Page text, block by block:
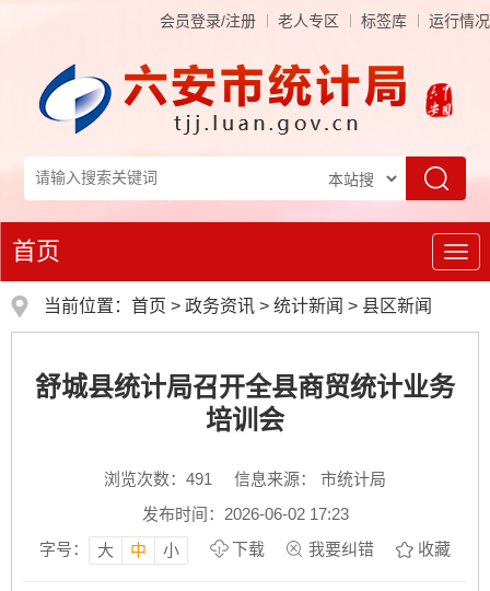
会员登录/注册 老人专区 标签库 运行情况
导
航
首页
当前位置： 首页 > 政务资讯 > 统计新闻 > 县区新闻
舒城县统计局召开全县商贸统计业务
培训会
浏览次数： 491
信息来源： 市统计局
发布时间：2026-06-02 17:23
字号：
大 中 小 下载 我要纠错 收藏